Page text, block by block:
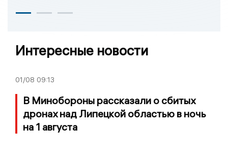
Интересные новости
01/08 09:13
В Минобороны рассказали о сбитых
дронах над Липецкой областью в ночь
на 1 августа